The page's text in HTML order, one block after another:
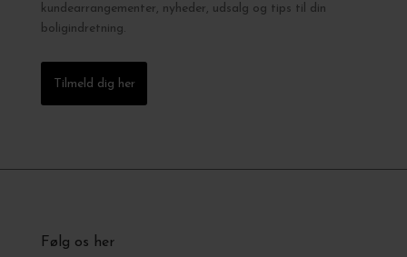
kundearrangementer, nyheder, udsalg og tips til din
boligindretning.
Tilmeld dig her
Følg os her